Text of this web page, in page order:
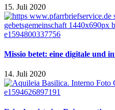
15. Juli 2020
Missio betet: eine digitale und
14. Juli 2020